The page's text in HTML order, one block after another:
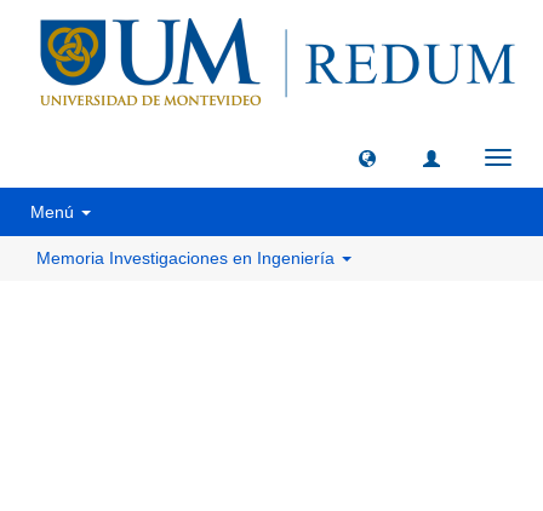
Menú
Memoria Investigaciones en Ingeniería